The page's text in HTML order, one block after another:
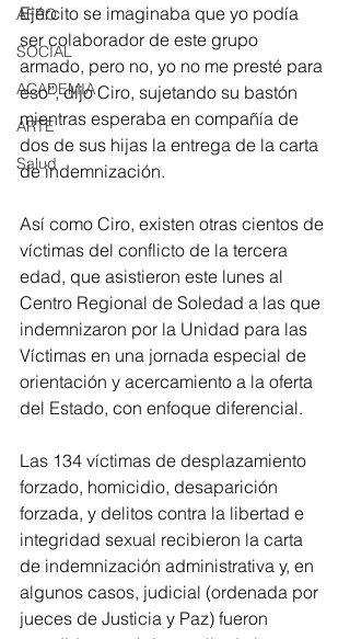
AFRO
SOCIAL
ACADEMIA
ARTE
Salud
Ejército se imaginaba que yo podía
ser colaborador de este grupo
armado, pero no, yo no me presté para
eso”, dijo Ciro, sujetando su bastón
mientras esperaba en compañía de
dos de sus hijas la entrega de la carta
de indemnización.
Así como Ciro, existen otras cientos de
víctimas del conflicto de la tercera
edad, que asistieron este lunes al
Centro Regional de Soledad a las que
indemnizaron por la Unidad para las
Víctimas en una jornada especial de
orientación y acercamiento a la oferta
del Estado, con enfoque diferencial.
Las 134 víctimas de desplazamiento
forzado, homicidio, desaparición
forzada, y delitos contra la libertad e
integridad sexual recibieron la carta
de indemnización administrativa y, en
algunos casos, judicial (ordenada por
jueces de Justicia y Paz) fueron